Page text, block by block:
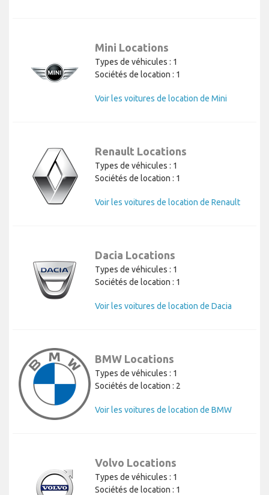
Mini Locations
Types de véhicules : 1
Sociétés de location : 1
Voir les voitures de location de Mini
Renault Locations
Types de véhicules : 1
Sociétés de location : 1
Voir les voitures de location de Renault
Dacia Locations
Types de véhicules : 1
Sociétés de location : 1
Voir les voitures de location de Dacia
BMW Locations
Types de véhicules : 1
Sociétés de location : 2
Voir les voitures de location de BMW
Volvo Locations
Types de véhicules : 1
Sociétés de location : 1